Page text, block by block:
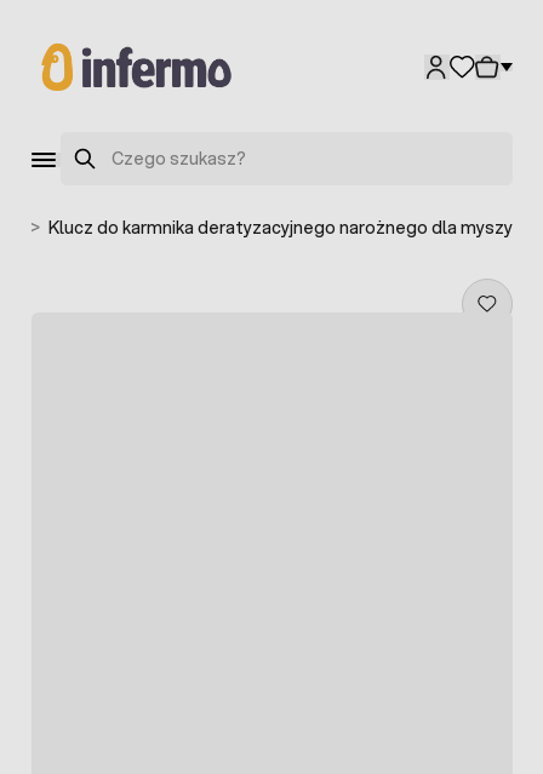
Szukaj
> Klucz do karmnika deratyzacyjnego narożnego dla myszy